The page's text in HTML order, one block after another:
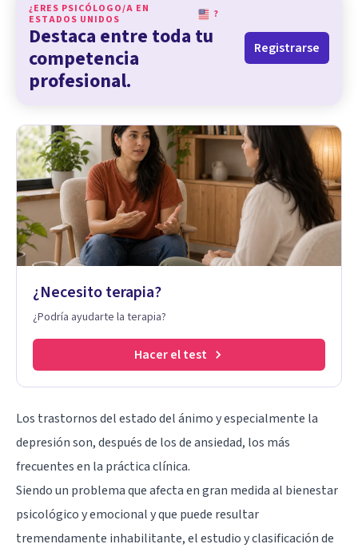
¿ERES PSICÓLOGO/A EN
ESTADOS UNIDOS
?
Destaca entre toda tu
competencia
profesional.
Registrarse
¿Necesito terapia?
¿Podría ayudarte la terapia?
Hacer el test
Los trastornos del estado del ánimo y especialmente la
depresiónson, después de los deansiedad, los más
frecuentes en la práctica clínica.
Siendo un problema que afecta en gran medida al bienestar
psicológico y emocional y que puede resultar
tremendamente inhabilitante, el estudio y clasificación de